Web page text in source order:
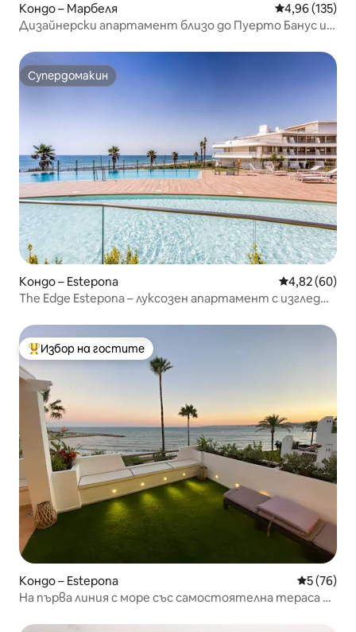
Кондо – Марбеля Средна
4,96 (135)
Дизайнерски апартамент близо до Пуерто Банус и
Супердомакин
Супердомакин
Кондо – Estepona Средна
4,82 (60)
The Edge Estepona – луксозен апартамент с изглед
Най-популярен избор на гостите
Избор на гостите
Кондо – Estepona Средна
5 (76)
На първа линия с море със самостоятелна тераса с